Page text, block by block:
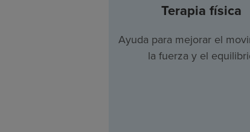
Terapia física
Ayuda para mejorar el
la fuerza y el